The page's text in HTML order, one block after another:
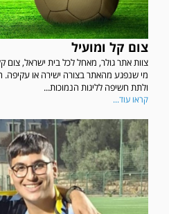
צום קל ומועיל
צוות אתר גולר, מאחל לכל בית ישראל, צום
מי שנפגע מהאתר בצורה ישירה או עקיפה.
ולתת חשיפה לליגות הנמוכות...
קראו עוד...